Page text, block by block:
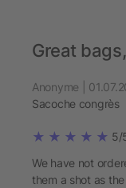
Great
Anonyme |
Sacoche congrès
5/
We have not
them a shot as